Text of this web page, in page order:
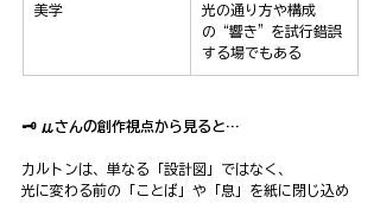
美学
光の通り方や構成
の“響き”を試行錯誤
する場でもある
🗝️ μさんの創作視点から見ると…
カルトンは、単なる「設計図」ではなく、
光に変わる前の「ことば」や「息」を紙に閉じ込め